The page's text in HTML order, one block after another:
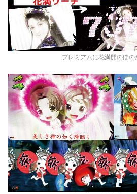
プレミアムに花満開のほの